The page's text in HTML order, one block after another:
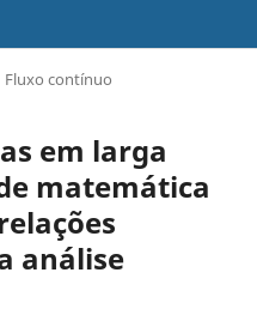
Fluxo contínuo
em larga
matemática
análise